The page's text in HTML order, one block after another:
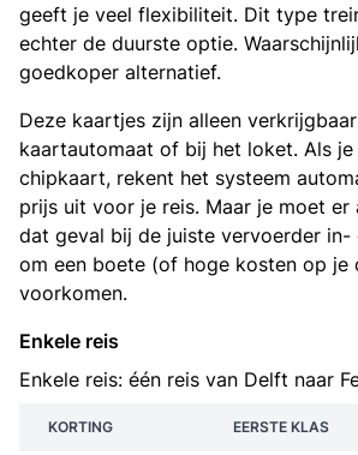
geeft je veel flexibiliteit. Dit type
echter de duurste optie.
goedkoper alternatief.
Deze kaartjes zijn alleen
kaartautomaat of bij het loket. Als
chipkaart, rekent het systeem
prijs uit voor je reis. Maar je moet er
dat geval bij de juiste vervoerder in-
om een boete (of hoge kosten op je
voorkomen.
Enkele reis
Enkele reis: één reis van Delft naar
KORTING EERSTE KLAS